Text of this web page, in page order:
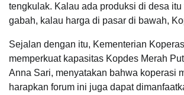
tengkulak. Kalau ada produksi di desa
gabah, kalau harga di pasar di bawah,
Sejalan dengan itu, Kementerian
memperkuat kapasitas Kopdes Merah
Anna Sari, menyatakan bahwa koperasi
harapkan forum ini juga dapat